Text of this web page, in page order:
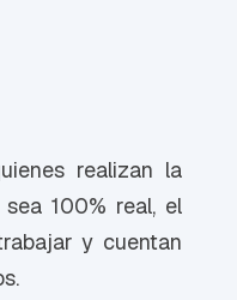
realizan la
100% real, el
y cuentan